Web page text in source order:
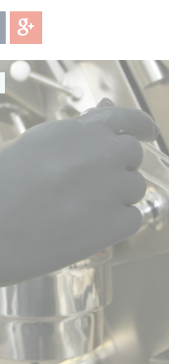
teilen